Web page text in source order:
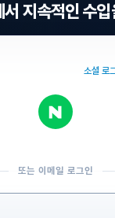
서 지속적인 수
소셜 로
또는 이메일 로그인